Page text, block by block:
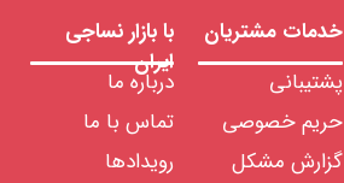
خدمات مشتریان
پشتیبانی
حریم خصوصی
گزارش مشکل
با بازار نساجی
ایران
درباره ما
تماس با ما
رویدادها